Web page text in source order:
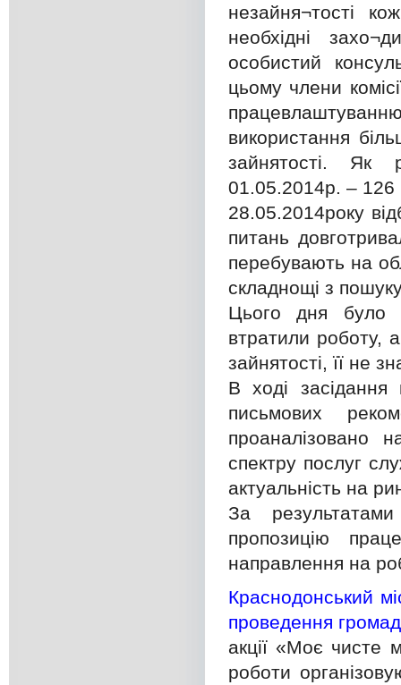
незайня¬тості
необхідні
особистий
цьому члени
використання
зайнятості. Як
01.05.2014р. – 126
28.05.2014року
питань
перебувають на
складнощі з
Цього дня було
втратили роботу,
зайнятості, її не
В ході засідання
письмових
проаналізовано
спектру послуг
актуальність на
За
пропозицію
направлення на
Краснодонський
проведення
акції «Моє чисте
роботи